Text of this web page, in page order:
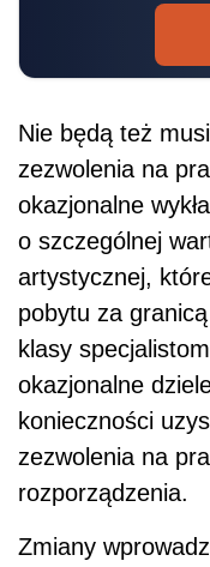
Nie będą też
zezwolenia na
okazjonalne
o szczególnej
artystycznej,
pobytu za
klasy
okazjonalne
konieczności
zezwolenia na
rozporządzenia.
Zmiany